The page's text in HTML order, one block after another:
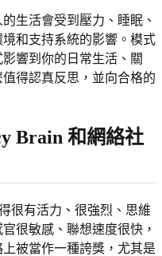
生活會受到壓力、睡眠、
和支持系統的影響。模式
響到你的日常生活、關
得認真反思，並向合格的
Brain 和網絡社
很有活力、很強烈、思維
很敏感、聯想速度很快，
被當作一種誇獎，尤其是